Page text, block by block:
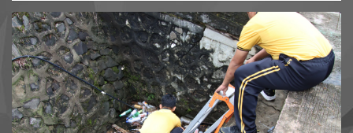
ce
b
o
o
k
tt
er
at
s
A
p
p
ail ar
e